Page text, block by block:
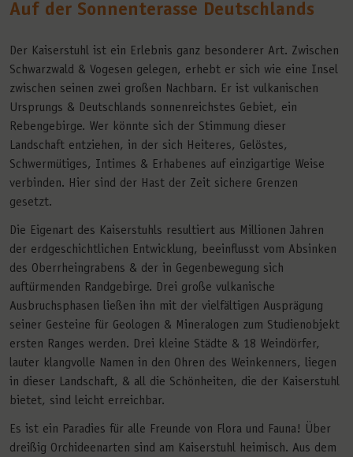
Auf der Sonnenterasse Deutschlands
Der Kaiserstuhl ist ein Erlebnis ganz besonderer Art. Zwischen
Schwarzwald & Vogesen gelegen, erhebt er sich wie eine Insel
zwischen seinen zwei großen Nachbarn. Er ist vulkanischen
Ursprungs & Deutschlands sonnenreichstes Gebiet, ein
Rebengebirge. Wer könnte sich der Stimmung dieser
Landschaft entziehen, in der sich Heiteres, Gelöstes,
Schwermütiges, Intimes & Erhabenes auf einzigartige Weise
verbinden. Hier sind der Hast der Zeit sichere Grenzen
gesetzt.
Die Eigenart des Kaiserstuhls resultiert aus Millionen Jahren
der erdgeschichtlichen Entwicklung, beeinflusst vom Absinken
des Oberrheingrabens & der in Gegenbewegung sich
auftürmenden Randgebirge. Drei große vulkanische
Ausbruchsphasen ließen ihn mit der vielfältigen Ausprägung
seiner Gesteine für Geologen & Mineralogen zum Studienobjekt
ersten Ranges werden. Drei kleine Städte & 18 Weindörfer,
lauter klangvolle Namen in den Ohren des Weinkenners, liegen
in dieser Landschaft, & all die Schönheiten, die der Kaiserstuhl
bietet, sind leicht erreichbar.
Es ist ein Paradies für alle Freunde von Flora und Fauna! Über
dreißig Orchideenarten sind am Kaiserstuhl heimisch. Aus dem